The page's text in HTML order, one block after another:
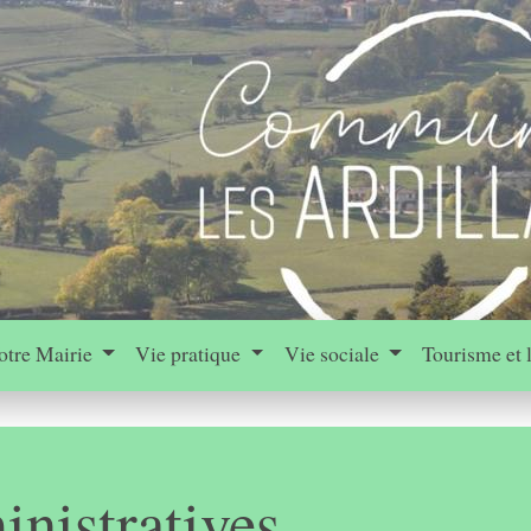
Mairie Vie pratique Vie sociale Tourisme et